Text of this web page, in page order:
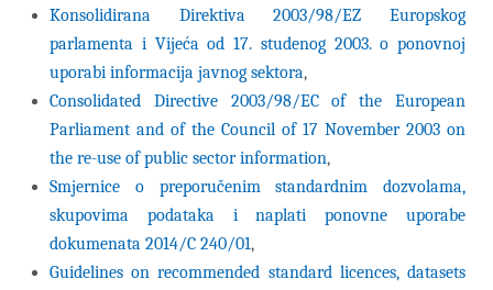
Konsolidirana Direktiva 2003/98/EZ Europskog
parlamenta i Vijeća od 17. studenog 2003. o ponovnoj
uporabi informacija javnog sektora,
Consolidated Directive 2003/98/EC of the European
Parliament and of the Council of 17 November 2003 on
the re-use of public sector information,
Smjernice o preporučenim standardnim dozvolama,
skupovima podataka i naplati ponovne uporabe
dokumenata 2014/C 240/01,
Guidelines on recommended standard licences, datasets